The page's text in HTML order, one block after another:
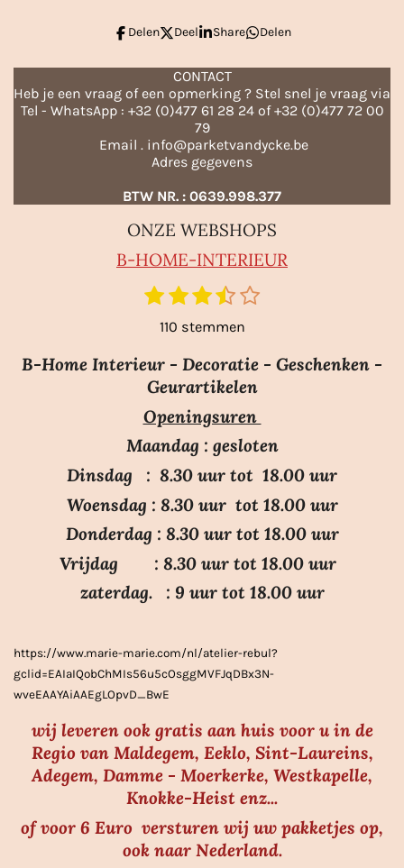
Delen Deel Share Delen
CONTACT
Heb je een vraag of een opmerking ? Stel snel je vraag via
Tel - WhatsApp : +32 (0)477 61 28 24 of +32 (0)477 72 00
79
Email . info@parketvandycke.be
Adres gegevens
BTW NR. : 0639.998.377
ONZE WEBSHOPS
B-HOME-INTERIEUR
e
n
1
e
r
2
s
t
e
r
e
n
3
s
t
e
r
e
n
4
t
e
r
e
n
5
t
e
r
e
n
S
m
110 stemmen
B-Home Interieur - Decoratie - Geschenken -
Geurartikelen
Openingsuren
Maandag : gesloten
Dinsdag : 8.30 uur tot 18.00 uur
Woensdag : 8.30 uur tot 18.00 uur
Donderdag : 8.30 uur tot 18.00 uur
Vrijdag : 8.30 uur tot 18.00 uur
zaterdag. : 9 uur tot 18.00 uur
https://www.marie-marie.com/nl/atelier-rebul?
gclid=EAIaIQobChMIs56u5cOsggMVFJqDBx3N-
wveEAAYAiAAEgLOpvD_BwE
wij leveren ook gratis aan huis voor u in de
Regio van Maldegem, Eeklo, Sint-Laureins,
Adegem, Damme - Moerkerke, Westkapelle,
Knokke-Heist enz...
of voor 6 Euro versturen wij uw pakketjes op,
ook naar Nederland.